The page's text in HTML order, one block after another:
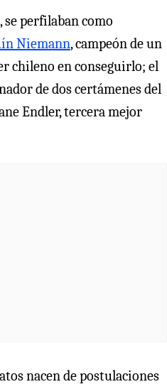
se perfilaban como
Niemann, campeón de un
chileno en conseguirlo; el
de dos certámenes del
Endler, tercera mejor
nacen de postulaciones